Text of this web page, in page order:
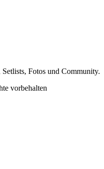
Fotos und Community.
vorbehalten